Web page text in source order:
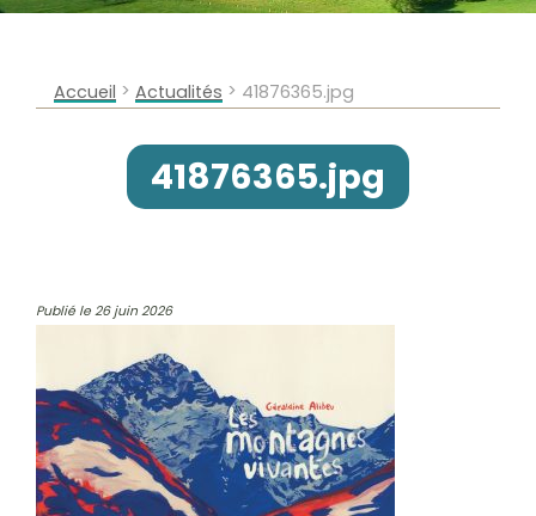
Accueil > Actualités > 41876365.jpg
41876365.jpg
Publié le 26 juin 2026